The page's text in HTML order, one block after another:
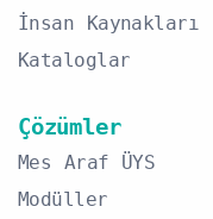
İnsan Kaynakları
Kataloglar
Çözümler
Mes Araf ÜYS
Modüller